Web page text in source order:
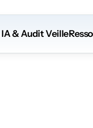
IA & Audit Veille